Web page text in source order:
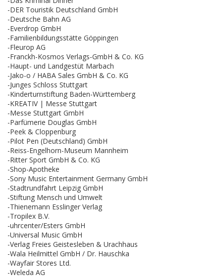
-DER Touristik Deutschland GmbH
-Deutsche Bahn AG
-Everdrop GmbH
-Familienbildungsstätte Göppingen
-Fleurop AG
-Franckh-Kosmos Verlags-GmbH & Co. KG
-Haupt- und Landgestüt Marbach
-Jako-o / HABA Sales GmbH & Co. KG
-Junges Schloss Stuttgart
-Kinderturnstiftung Baden-Württemberg
-KREATIV | Messe Stuttgart
-Messe Stuttgart GmbH
-Parfümerie Douglas GmbH
-Peek & Cloppenburg
-Pilot Pen (Deutschland) GmbH
-Reiss-Engelhorn-Museum Mannheim
-Ritter Sport GmbH & Co. KG
-Shop-Apotheke
-Sony Music Entertainment Germany GmbH
-Stadtrundfahrt Leipzig GmbH
-Stiftung Mensch und Umwelt
-Thienemann Esslinger Verlag
-Tropilex B.V.
-uhrcenter/Esters GmbH
-Universal Music GmbH
-Verlag Freies Geistesleben & Urachhaus
-Wala Heilmittel GmbH / Dr. Hauschka
-Wayfair Stores Ltd.
-Weleda AG